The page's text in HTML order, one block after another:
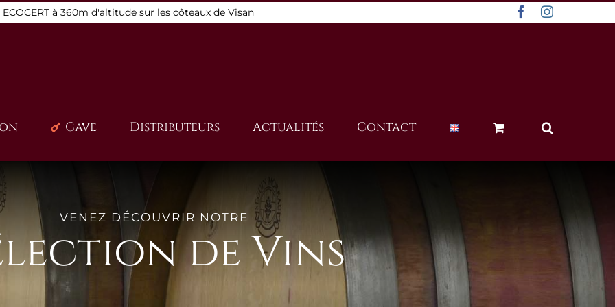
à 360m d'altitude sur les côteaux de Visan FacebookInstagram
Cave Distributeurs Actualités Contact
VENEZ DÉCOUVRIR NOTRE
de Vins